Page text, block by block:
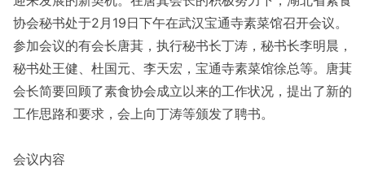
协会秘书处于2月19日下午在武汉宝通寺素菜馆召开会议。
参加会议的有会长唐萁，执行秘书长丁涛，秘书长李明晨，
秘书处王健、杜国元、李天宏，宝通寺素菜馆徐总等。唐萁
会长简要回顾了素食协会成立以来的工作状况，提出了新的
工作思路和要求，会上向丁涛等颁发了聘书。
会议内容